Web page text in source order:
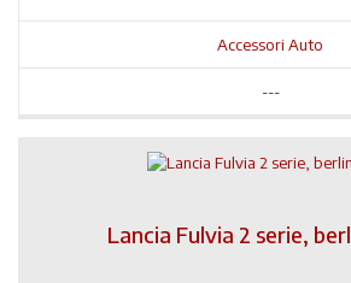
Accessori Auto
---
Lancia Fulvia 2 serie,